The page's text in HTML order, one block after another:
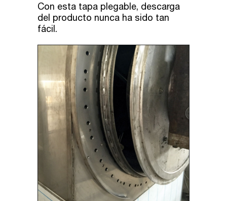
Con esta tapa plegable, descarga
del producto nunca ha sido tan
fácil.